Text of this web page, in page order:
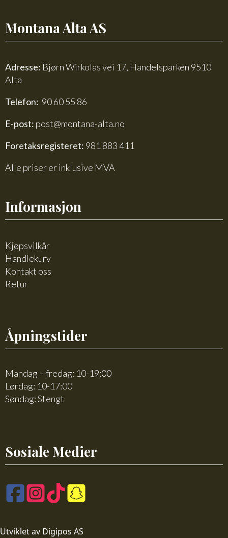
Montana Alta AS
Adresse: Bjørn Wirkolas vei 17, Handelsparken 9510
Alta
Telefon: 90 60 55 86
E-post: post@montana-alta.no
Foretaksregisteret: 981 883 411
Alle priser er inklusive MVA
Informasjon
Kjøpsvilkår
Handlekurv
Kontakt oss
Retur
Åpningstider
Mandag – fredag: 10-19:00
Lørdag: 10-17:00
Søndag: Stengt
Sosiale Medier
Utviklet av Digipos AS